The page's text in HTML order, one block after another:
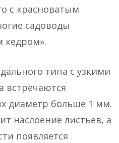
с красноватым
садоводы
кедром».
типа с узкими
встречаются
диаметр больше 1 мм.
наслоение листьев, а
появляется